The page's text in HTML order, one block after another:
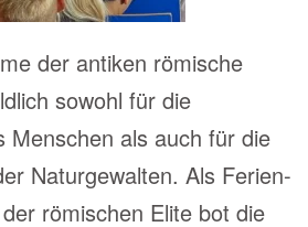
der antiken römische
sowohl für die
Menschen als auch für die
Naturgewalten. Als Ferien-
römischen Elite bot die